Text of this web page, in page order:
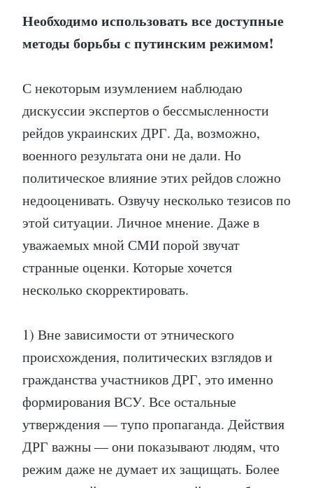
Необходимо использовать все доступные
методы борьбы с путинским режимом!
С некоторым изумлением наблюдаю
дискуссии экспертов о бессмысленности
рейдов украинских ДРГ. Да, возможно,
военного результата они не дали. Но
политическое влияние этих рейдов сложно
недооценивать. Озвучу несколько тезисов по
этой ситуации. Личное мнение. Даже в
уважаемых мной СМИ порой звучат
странные оценки. Которые хочется
несколько скорректировать.
1) Вне зависимости от этнического
происхождения, политических взглядов и
гражданства участников ДРГ, это именно
формирования ВСУ. Все остальные
утверждения — тупо пропаганда. Действия
ДРГ важны — они показывают людям, что
режим даже не думает их защищать. Более